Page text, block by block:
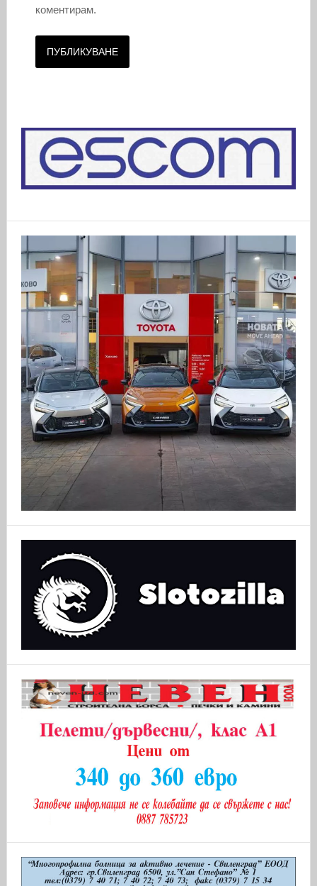
коментирам.